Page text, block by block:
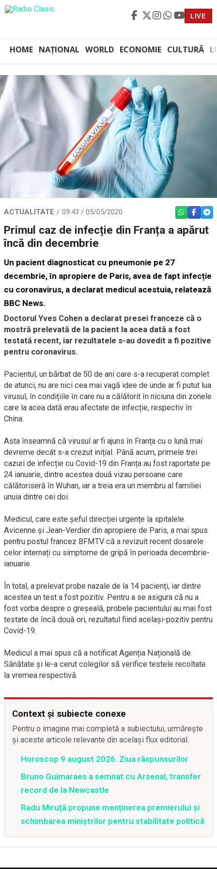
LIVE
HOME NAȚIONAL WORLD ECONOMIE CULTURĂ
ACTUALITATE 09:43 / 05/05/2020 WHATSAPP
Primul caz de infecție din Franța a apărut
încă din decembrie
Un pacient diagnosticat cu pneumonie pe 27
decembrie, în apropiere de Paris, avea de fapt infecție
cu coronavirus, a declarat medicul acestuia, relatează
BBC News.
Doctorul Yves Cohen a declarat presei franceze că o
mostră prelevată de la pacient la acea dată a fost
testată recent, iar rezultatele s-au dovedit a fi pozitive
pentru coronavirus.
Pacientul, un bărbat de 50 de ani care s-a recuperat complet
de atunci, nu are nici cea mai vagă idee de unde ar fi putut lua
virusul, în condițiile în care nu a călătorit în niciuna din zonele
care la acea dată erau afectate de infecție, respectiv în
China.
Asta înseamnă că virusul ar fi ajuns în Franța cu o lună mai
devreme decât s-a crezut inițial. Până acum, primele trei
cazuri de infecție cu Covid-19 din Franța au fost raportate pe
24 ianuarie, dintre acestea două vizau persoane care
călătoriseră în Wuhan, iar a treia era un membru al familiei
unuia dintre cei doi.
Medicul, care este șeful direcției urgențe la spitalele
Avicenne și Jean-Verdier din apropiere de Paris, a mai spus
pentru postul francez BFMTV că a revizuit recent dosarele
celor internați cu simptome de gripă în perioada decembrie-
ianuarie.
În total, a prelevat probe nazale de la 14 pacienți, iar dintre
acestea un test a fost pozitiv. Pentru a se asigura că nu a
fost vorba despre o greșeală, probele pacientului au mai fost
testate de încă două ori, rezultatul fiind același-pozitiv pentru
Covid-19.
Medicul a mai spus că a notificat Agenția Națională de
Sănătate și le-a cerut colegilor să verifice testele recoltate
la vremea respectivă.
Context și subiecte conexe
Pentru o imagine mai completă a subiectului, urmărește
și aceste articole relevante din același flux editorial.
Horoscop 9 august 2026. Ziua răspunsurilor
Bruno Guimaraes a semnat cu Arsenal, transfer
record de la Newcastle
Radu Miruță propune menținerea premierului și
schimbarea miniștrilor pentru stabilitate politică